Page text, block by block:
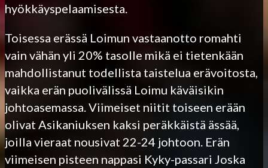
hyökkäyspelaamisesta.
Toisessa erässä Loimun vastaanotto romahti
vain vähän yli 20% tasolle mikä ei tietenkään
mahdollistanut todellista taistelua erävoitosta,
vaikka erän puolivälissä Loimu käväisikin
johtoasemassa. Viimeiset niitit toiseen erään
olivat Asikaniuksen kaksi peräkkäistä ässää,
joilla vieraat nousivat 22-24 johtoon. Erän
viimeisen pisteen nappasi Kyky-passari Joska